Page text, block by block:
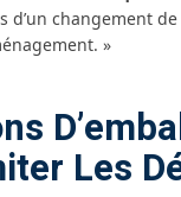
d’un changement
»
Les